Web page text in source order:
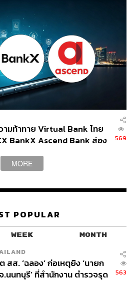
ามท้าทาย Virtual Bank ไทย
BankX Ascend Bank ส่อง
569
MORE
POPULAR
WEEK MONTH
สส. ‘ฉลอง’ ก่อเหตุยิง ‘นายก
.นนทบุรี’ ที่สำนักงาน ตำรวจรุด
563